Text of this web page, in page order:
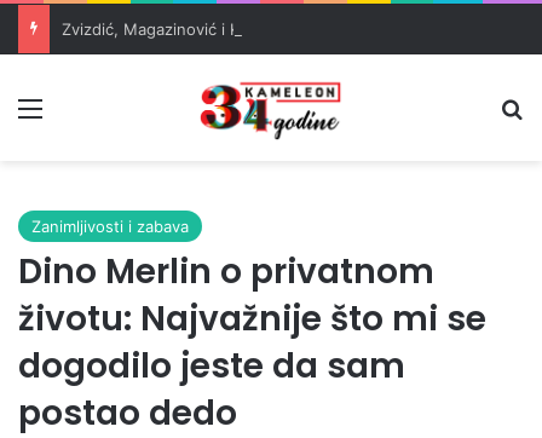
Zanimljivosti i zabava
Dino Merlin o privatnom
životu: Najvažnije što mi se
dogodilo jeste da sam
postao dedo